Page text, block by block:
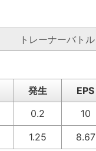
トレーナーバトル
発生 EPS
0.2 10
1.25 8.67